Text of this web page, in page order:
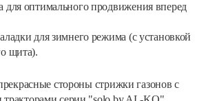
для оптимального продвижения вперед
для зимнего режима (с установкой
щита).
стороны стрижки газонов с
Садовый райдер Grillo FD280 с…
69 764 руб Смотреть